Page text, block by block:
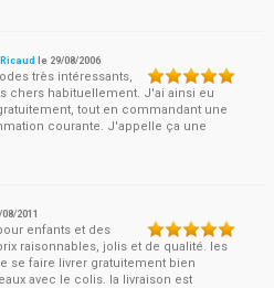
le 29/08/2006
très intéressants,
chers habituellement. J'ai ainsi eu
tout en commandant une
courante. J'appelle ça une
08/2011
enfants et des
raisonnables, jolis et de qualité. les
se faire livrer gratuitement bien
avec le colis. la livraison est